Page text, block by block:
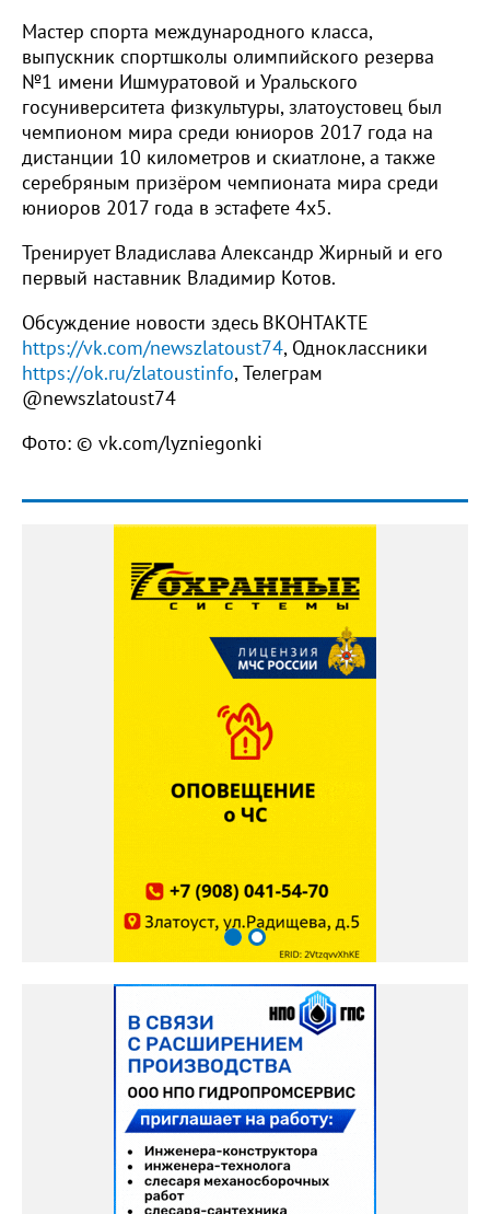
Мастер спорта международного класса,
выпускник спортшколы олимпийского резерва
№1 имени Ишмуратовой и Уральского
госуниверситета физкультуры, златоустовец был
чемпионом мира среди юниоров 2017 года на
дистанции 10 километров и скиатлоне, а также
серебряным призёром чемпионата мира среди
юниоров 2017 года в эстафете 4х5.
Тренирует Владислава Александр Жирный и его
первый наставник Владимир Котов.
Обсуждение новости здесь ВКОНТАКТЕ
https://vk.com/newszlatoust74, Одноклассники
https://ok.ru/zlatoustinfo, Телеграм
@newszlatoust74
Фото: © vk.com/lyzniegonki